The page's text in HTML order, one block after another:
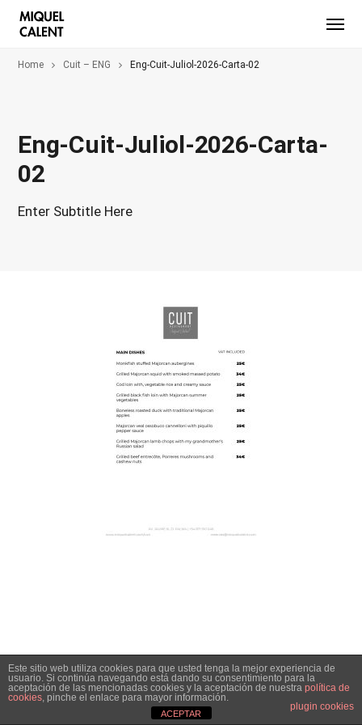
Home Cuit – ENG Eng-Cuit-Juliol-2026-Carta-02
Eng-Cuit-Juliol-2026-Carta-
02
Enter Subtitle Here
Este sitio web utiliza cookies para que usted tenga la mejor experiencia de
usuario. Si continúa navegando está dando su consentimiento para la
aceptación de las mencionadas cookies y la aceptación de nuestra política de
cookies, pinche el enlace para mayor información.
plugin cookies
ACEPTAR